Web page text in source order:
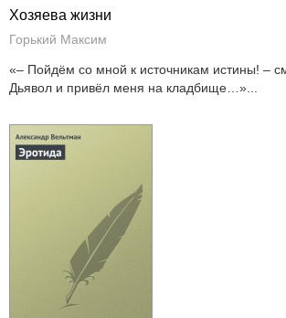
Хозяева жизни
Горький Максим
«– Пойдём со мной к источникам истины! –
Дьявол и привёл меня на кладбище…»...